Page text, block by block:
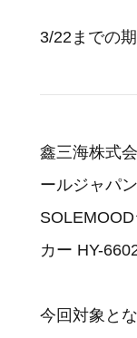
3/22までの
鑫三海株式
ールジャパ
カー HY-
今回対象と